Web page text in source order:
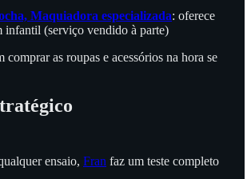
Maquiadora especializada: oferece
infantil (serviço vendido à parte)
comprar as roupas e acessórios na hora se
ensaio, Fran faz um teste completo